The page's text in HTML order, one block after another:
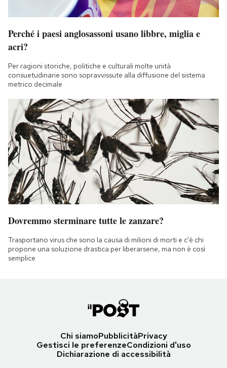
Perché i paesi anglosassoni usano libbre, miglia e
acri?
Per ragioni storiche, politiche e culturali molte unità
consuetudinarie sono sopravvissute alla diffusione del sistema
metrico decimale
Dovremmo sterminare tutte le zanzare?
Trasportano virus che sono la causa di milioni di morti e c'è chi
propone una soluzione drastica per liberarsene, ma non è così
semplice
Chi siamoPubblicitàPrivacy
Gestisci le preferenzeCondizioni d'uso
Dichiarazione di accessibilità